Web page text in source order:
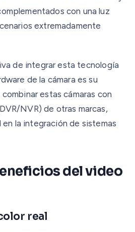
con una luz
extremadamente
de integrar esta tecnología
de la cámara es su
estas cámaras con
NVR) de otras marcas,
la integración de sistemas
del video
real